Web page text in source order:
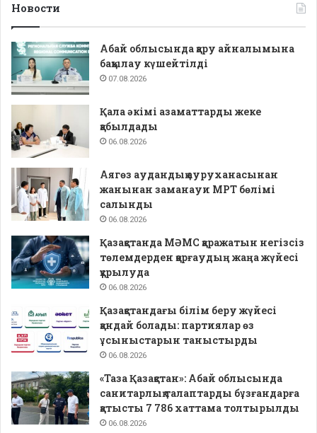
Новости
Абай облысында қару айналымына
бақылау күшейтілді
07.08.2026
Қала әкімі азаматтарды жеке
қабылдады
06.08.2026
Аягөз аудандық ауруханасынан
жанынан заманауи МРТ бөлімі
салынды
06.08.2026
Қазақстанда МӘМС қаражатын негізсіз
төлемдерден қорғаудың жаңа жүйесі
құрылуда
06.08.2026
Қазақстандағы білім беру жүйесі
қандай болады: партиялар өз
ұсыныстарын таныстырды
06.08.2026
«Таза Қазақстан»: Абай облысында
санитарлық талаптарды бұзғандарға
қатысты 7 786 хаттама толтырылды
06.08.2026